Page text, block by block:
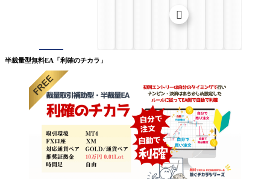
半裁量型無料EA「利確のチカラ」
